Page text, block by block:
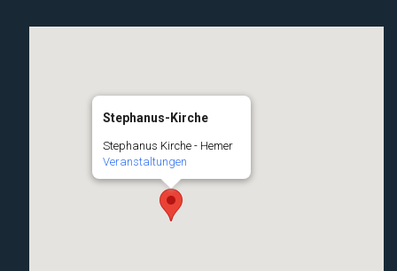
Stephanus-Kirche
Stephanus Kirche - Hemer
Veranstaltungen